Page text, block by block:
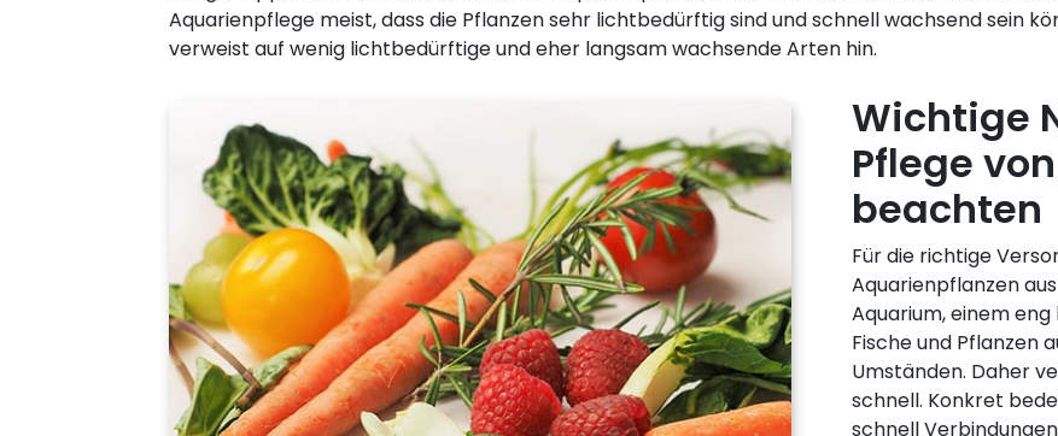
Aquarienpflege meist, dass die Pflanzen sehr lichtbedürftig sind und schnell wachsend sein
verweist auf wenig lichtbedürftige und eher langsam wachsende Arten hin.
Wichtige
Pflege
beachten
Für die richtige
Aquarienpflanzen
Aquarium, einem
Fische und Pflanzen
Umständen. Daher
schnell. Konkret
schnell